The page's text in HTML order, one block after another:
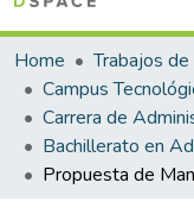
Home
Trabajos de